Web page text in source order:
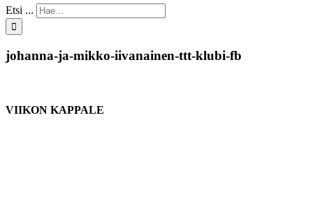
Etsi ...
johanna-ja-mikko-iivanainen-ttt-klubi-fb
VIIKON KAPPALE